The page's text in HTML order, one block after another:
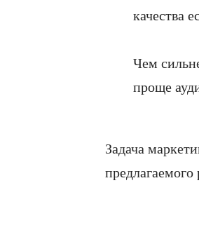
качества
Чем
проще
Задача